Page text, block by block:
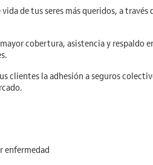
de tus seres más queridos, a
cobertura, asistencia y respaldo
clientes la adhesión a seguros
enfermedad